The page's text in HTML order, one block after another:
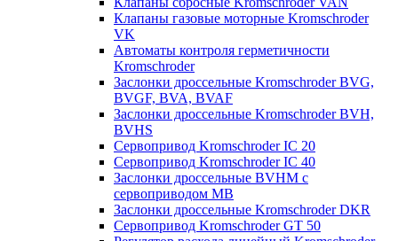
Клапаны газовые моторные Kromschroder
VK
Автоматы контроля герметичности
Kromschroder
Заслонки дроссельные Kromschroder BVG,
BVGF, BVA, BVAF
Заслонки дроссельные Kromschroder BVH,
BVHS
Сервопривод Kromschroder IC 20
Сервопривод Kromschroder IC 40
Заслонки дроссельные BVHM с
сервоприводом МВ
Заслонки дроссельные Kromschroder DKR
Cервопривод Kromschroder GT 50